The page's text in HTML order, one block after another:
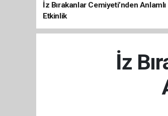
İz Bırakanlar Cemiyeti’nden Anlamlı
Etkinlik
İz